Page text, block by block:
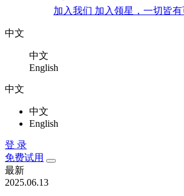
加入我们 加入领星，一切皆
中文
中文
English
中文
中文
English
登 录
免费试用
最新
2025.06.13